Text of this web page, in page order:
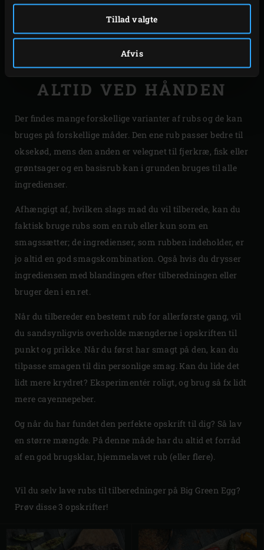
Tillad valgte
Afvis
tilberedningen umiddelbart efter anvendelse af rubben
eller vente i mindst to timer, så en stor del af saften igen
er absorberet, før du tilbereder kødet.
ALTID VED HÅNDEN
Der findes mange forskellige varianter af rubs og de kan
bruges på forskellige måder. Den ene rub passer bedre til
oksekød, mens den anden er velegnet til fjerkræ, fisk eller
grøntsager og en basisrub kan i grunden bruges til alle
ingredienser.
Afhængigt af, hvilken slags mad du vil tilberede, kan du
faktisk bruge rubs som en rub eller kun som en
smagssætter; de ingredienser, som rubben indeholder, er
jo altid en god smagskombination. Også hvis du drysser
ingrediensen med blandingen efter tilberedningen eller
bruger den i en ret.
Når du tilbereder en bestemt rub for allerførste gang, vil
du sandsynligvis overholde mængderne i opskriften til
punkt og prikke. Når du først har smagt på den, kan du
tilpasse smagen til din personlige smag. Kan du lide det
lidt mere krydret? Eksperimentér roligt, og brug så fx lidt
mere cayennepeber.
Og når du har fundet den perfekte opskrift til dig? Så lav
en større mængde. På denne måde har du altid et forråd
af en god brugsklar, hjemmelavet rub (eller flere).
Vil du selv lave rubs til tilberedninger på Big Green Egg?
Prøv disse 3 opskrifter!